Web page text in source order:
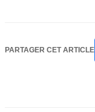
PARTAGER CET ARTICLE